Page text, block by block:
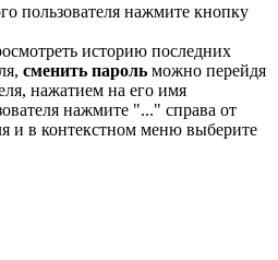
пользователя нажмите кнопку
историю последних
сменить пароль можно перейдя
нажатием на его имя
нажмите "..." справа от
и в контекстном меню выберите